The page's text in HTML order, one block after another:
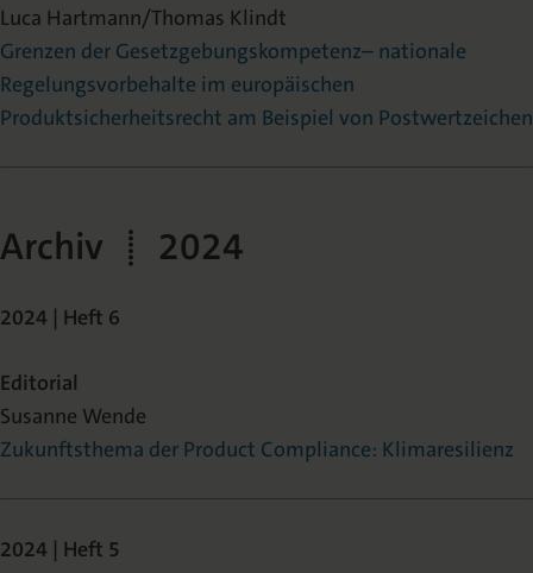
Luca Hartmann/Thomas Klindt
Grenzen der Gesetzgebungskompetenz– nationale
Regelungsvorbehalte im europäischen
Produktsicherheitsrecht am Beispiel von Postwertzeichen
Archiv | 2024
2024 | Heft 6
Editorial
Susanne Wende
Zukunftsthema der Product Compliance: Klimaresilienz
2024 | Heft 5